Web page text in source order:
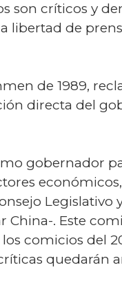
son críticos y
libertad de
de 1989,
directa del
gobernador
económicos,
Legislativo
China-. Este
comicios del
quedarán